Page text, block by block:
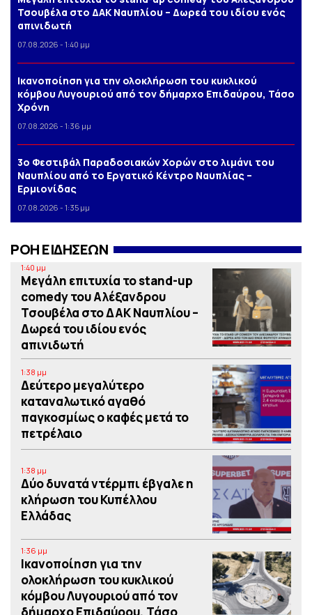
Τσουβέλα στο ΔΑΚ Ναυπλίου – Δωρεά του ιδίου ενός
απινιδωτή
07.08.2026 - 1:40 μμ
Iκανοποίηση για την ολοκλήρωση του κυκλικού
κόμβου Λυγουριού από τον δήμαρχο Επιδαύρου, Τάσο
Χρόνη
07.08.2026 - 1:36 μμ
3o Φεστιβάλ Παραδοσιακών Χορών στο λιμάνι του
Ναυπλίου από το Εργατικό Κέντρο Ναυπλίας –
Ερμιονίδας
07.08.2026 - 1:35 μμ
ΡΟΗ ΕΙΔΗΣΕΩΝ
1:40 μμ
Μεγάλη επιτυχία το stand-up
comedy του Αλέξανδρου
Τσουβέλα στο ΔΑΚ Ναυπλίου –
Δωρεά του ιδίου ενός
απινιδωτή
1:38 μμ
Δεύτερο μεγαλύτερο
καταναλωτικό αγαθό
παγκοσμίως ο καφές μετά το
πετρέλαιο
1:38 μμ
Δύο δυνατά ντέρμπι έβγαλε η
κλήρωση του Κυπέλλου
Ελλάδας
1:36 μμ
Iκανοποίηση για την
ολοκλήρωση του κυκλικού
κόμβου Λυγουριού από τον